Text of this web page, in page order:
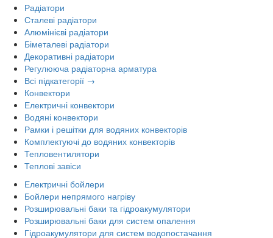
Радіатори
Сталеві радіатори
Алюмінієві радіатори
Біметалеві радіатори
Декоративні радіатори
Регулююча радіаторна арматура
Всі підкатегорії →
Конвектори
Електричні конвектори
Водяні конвектори
Рамки і решітки для водяних конвекторів
Комплектуючі до водяних конвекторів
Тепловентилятори
Теплові завіси
Електричні бойлери
Бойлери непрямого нагріву
Розширювальні баки та гідроакумулятори
Розширювальні баки для систем опалення
Гідроакумулятори для систем водопостачання